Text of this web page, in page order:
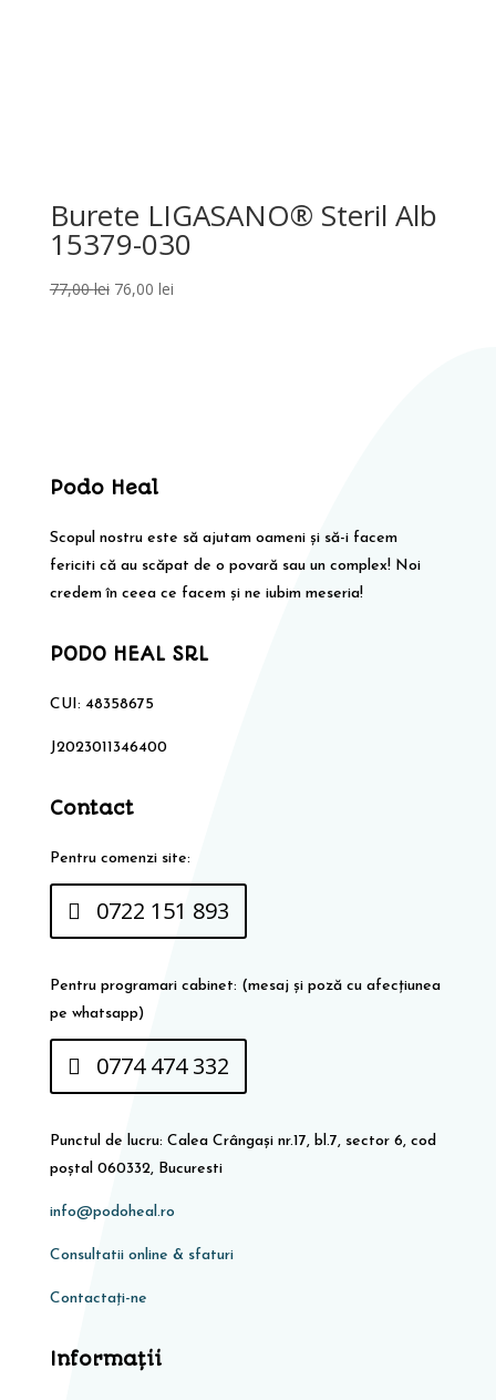
Burete LIGASANO® Steril Alb
15379-030
77,00lei Prețul
76,00 leiPrețul
Podo Heal
Scopul nostru este să ajutam oameni și să-i facem
fericiti că au scăpat de o povară sau un complex! Noi
credem în ceea ce facem și ne iubim meseria!
PODO HEAL SRL
CUI: 48358675
J2023011346400
Contact
Pentru comenzi site:
0722 151 893
Pentru programari cabinet: (mesaj și poză cu afecțiunea
pe whatsapp)
0774 474 332
Punctul de lucru: Calea Crângași nr.17, bl.7, sector 6, cod
poștal 060332, Bucuresti
info@podoheal.ro
Consultatii online & sfaturi
Contactați-ne
Informaţii